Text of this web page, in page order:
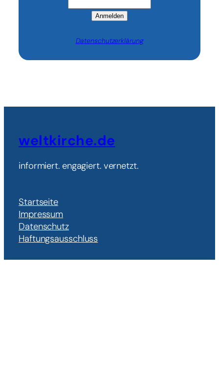
Anmelden
Datenschutzerklärung
weltkirche.de
informiert. engagiert. vernetzt.
Startseite
Impressum
Datenschutz
Haftungsausschluss